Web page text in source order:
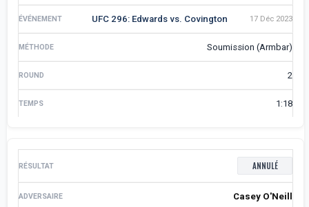
UFC 296: Edwards vs. Covington 17 Déc 2023
Soumission (Armbar)
2
1:18
ANNULÉ
Casey O'Neill